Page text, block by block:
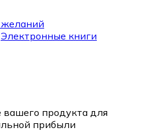
Электронные книги
продукта для
прибыли